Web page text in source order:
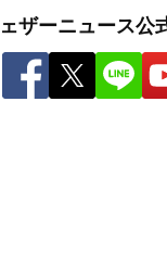
ザーニュース公